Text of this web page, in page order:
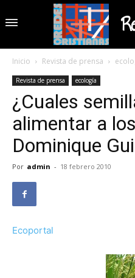
Inicio Revista de prensa
Revista de prensa ecología
¿Cuales
alimentar a
Dominique
Por admin - 18 febrero 2010
Ecoportal